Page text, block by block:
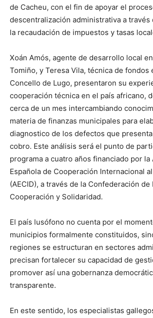
de Cacheu, con el fin de apoyar el
descentralización administrativa a través
la recaudación de impuestos y tasas
Xoán Amós, agente de desarrollo local
Tomiño, y Teresa Vila, técnica de fondos
Concello de Lugo, presentaron su
cooperación técnica en el país africano,
cerca de un mes intercambiando
materia de finanzas municipales para
diagnostico de los defectos que
cobro. Este análisis será el punto de
programa a cuatro años financiado por la
Española de Cooperación Internacional
(AECID), a través de la Confederación de
Cooperación y Solidaridad.
El país lusófono no cuenta por el
municipios formalmente constituidos,
regiones se estructuran en sectores
precisan fortalecer su capacidad de
promover así una gobernanza
transparente.
En este sentido, los especialistas